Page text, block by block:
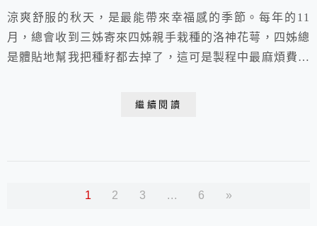
涼爽舒服的秋天，是最能帶來幸福感的季節。每年的11
月，總會收到三姊寄來四姊親手栽種的洛神花萼，四姊總
是體貼地幫我把種籽都去掉了，這可是製程中最麻煩費時
的果醬都好美味！自己做的洛神果醬軟Q酸甜，不像市售
繼續閱讀
1 2 3 ... 6 »